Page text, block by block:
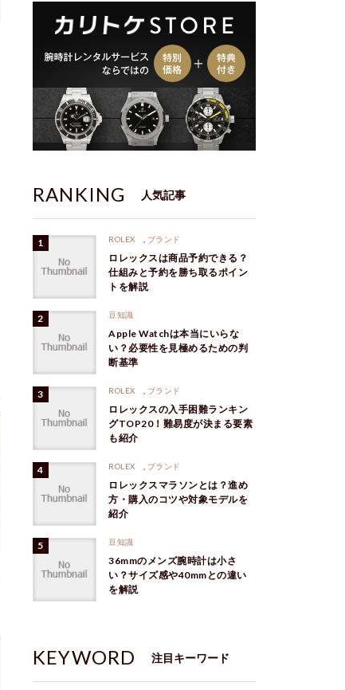
RANKING 人気記事
ROLEX ブランド
ロレックスは商品予約できる？
仕組みと予約を勝ち取るポイン
トを解説
豆知識
Apple Watchは本当にいらな
い？必要性を見極めるための判
断基準
ROLEX ブランド
ロレックスの入手困難ランキン
グTOP20！難易度が決まる要素
も紹介
ROLEX ブランド
ロレックスマラソンとは？進め
方・購入のコツや対象モデルを
紹介
豆知識
36mmのメンズ腕時計は小さ
い？サイズ感や40mmとの違い
を解説
KEYWORD 注目キーワード